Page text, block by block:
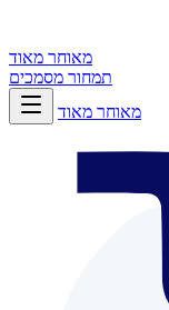
מאוחר מאוד
תמחור מסמכים
מאוחר מאוד